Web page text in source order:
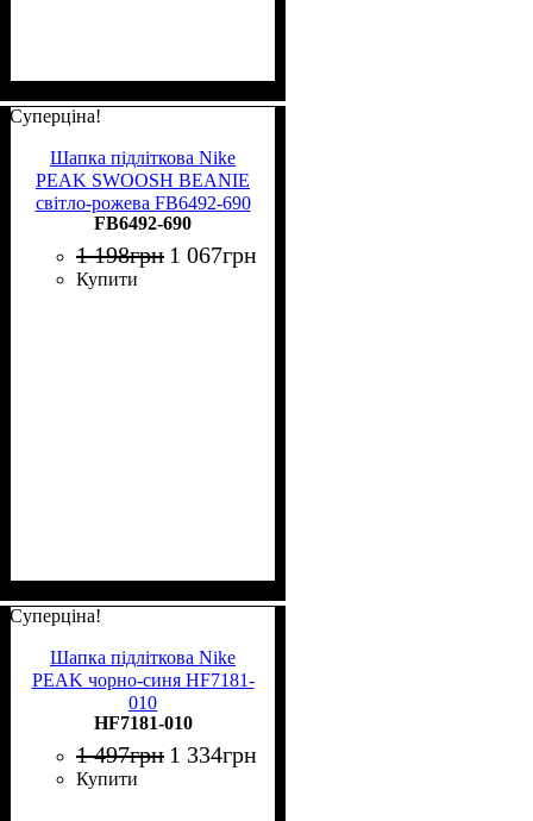
Суперціна!
Шапка підліткова Nike
PEAK SWOOSH BEANIE
світло-рожева FB6492-690
FB6492-690
1 198грн 1 067грн
Купити
Суперціна!
Шапка підліткова Nike
PEAK чорно-синя HF7181-
010
HF7181-010
1 497грн 1 334грн
Купити